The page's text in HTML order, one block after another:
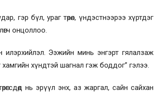
гэр бүл, ураг төрөл, үндэстнээрээ хүртдэг
онцоллоо.
Ээжийн минь энгэрт гялалзаж
хүндтэй шагнал гэж боддог” гэлээ.
нь эрүүл энх, аз жаргал, сайн сайхан